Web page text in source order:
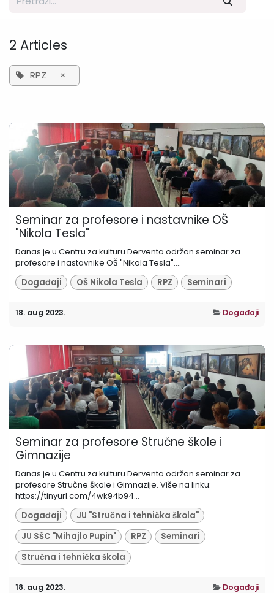
2 Articles
RPZ ×
Seminar za profesore i nastavnike OŠ
"Nikola Tesla"
Danas je u Centru za kulturu Derventa održan seminar za
profesore i nastavnike OŠ "Nikola Tesla"....
Događaji
OŠ Nikola Tesla RPZ Seminari
18. aug 2023. Događaji
Seminar za profesore Stručne škole i
Gimnazije
Danas je u Centru za kulturu Derventa održan seminar za
profesore Stručne škole i Gimnazije. Više na linku:
https://tinyurl.com/4wk94b94...
Događaji
JU "Stručna i tehnička škola"
JU SŠC "Mihajlo Pupin"
RPZ
Seminari
Stručna i tehnička škola
18. aug 2023. Događaji